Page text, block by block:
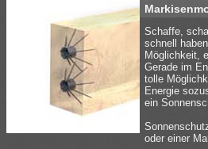
Schaffe,
schnell
Möglichkeit,
Gerade im
tolle
Energie
ein
oder einer